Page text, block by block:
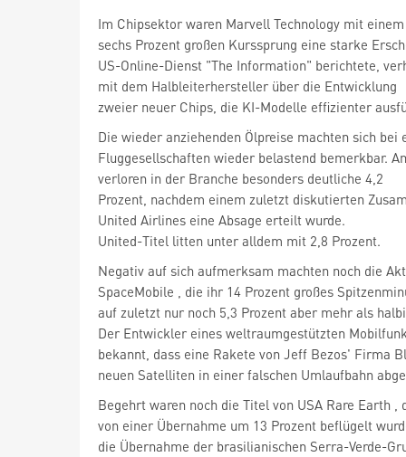
Im Chipsektor waren Marvell Technology mit
sechs Prozent großen Kurssprung eine starke
mit dem Halbleiterhersteller über die Entwicklung
zweier neuer Chips, die KI-Modelle effizienter
Die wieder anziehenden Ölpreise machten sich bei
verloren in der Branche besonders deutliche 4,2
Prozent, nachdem einem zuletzt diskutierten
United Airlines eine Absage erteilt wurde.
United-Titel litten unter alldem mit 2,8 Prozent.
Negativ auf sich aufmerksam machten noch die
SpaceMobile , die ihr 14 Prozent großes
auf zuletzt nur noch 5,3 Prozent aber mehr als
Der Entwickler eines weltraumgestützten
bekannt, dass eine Rakete von Jeff Bezos' Firma
neuen Satelliten in einer falschen Umlaufbahn
Begehrt waren noch die Titel von USA Rare Earth ,
von einer Übernahme um 13 Prozent beflügelt
die Übernahme der brasilianischen Serra-Verde-